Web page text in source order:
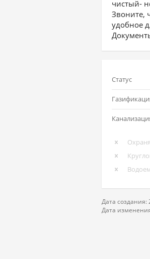
чистый-
Звоните,
удобное
Статус
Водоем
Дата создания:
Дата